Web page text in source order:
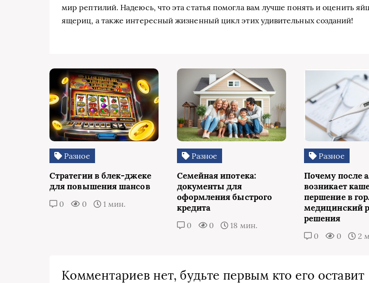
мир рептилий. Надеюсь, что эта статья помогла вам лучше понять и оценить
ящериц, а также интересный жизненный цикл этих удивительных созданий!
Разное
Стратегии в блек-джеке
для повышения шансов
0 0 1 мин.
Разное
Семейная ипотека:
документы для
оформления быстрого
кредита
0 0 18 мин.
Разное
Почему после
возникает
першение в
медицинский
решения
0 0 2
Комментариев нет, будьте первым кто его оставит